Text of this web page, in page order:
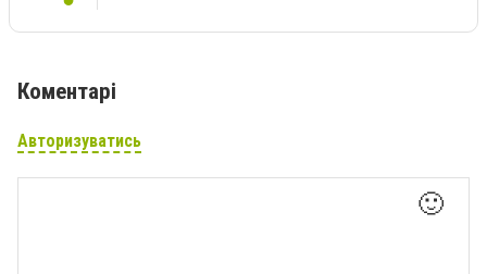
Коментарі
Авторизуватись
🙂